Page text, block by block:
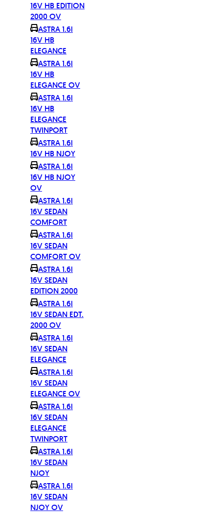
16V HB EDITION
2000 OV
ASTRA 1.6i
16V HB
ELEGANCE
ASTRA 1.6i
16V HB
ELEGANCE OV
ASTRA 1.6i
16V HB
ELEGANCE
TWINPORT
ASTRA 1.6i
16V HB NJOY
ASTRA 1.6i
16V HB NJOY
OV
ASTRA 1.6i
16V SEDAN
COMFORT
ASTRA 1.6i
16V SEDAN
COMFORT OV
ASTRA 1.6i
16V SEDAN
EDITION 2000
ASTRA 1.6i
16V SEDAN EDT.
2000 OV
ASTRA 1.6i
16V SEDAN
ELEGANCE
ASTRA 1.6i
16V SEDAN
ELEGANCE OV
ASTRA 1.6i
16V SEDAN
ELEGANCE
TWINPORT
ASTRA 1.6i
16V SEDAN
NJOY
ASTRA 1.6i
16V SEDAN
NJOY OV